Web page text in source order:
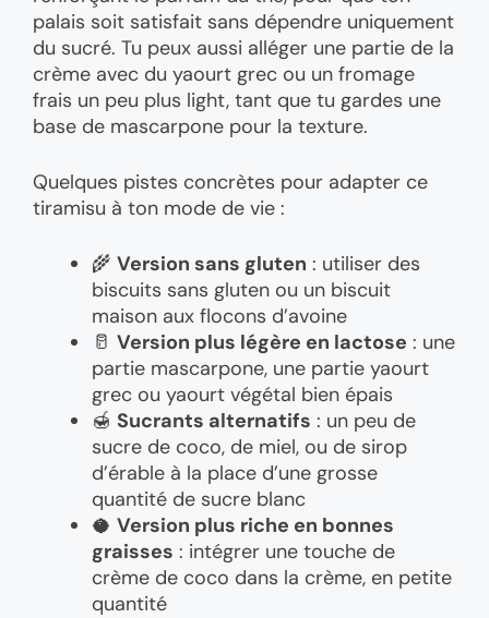
palais soit satisfait sans dépendre uniquement
du sucré. Tu peux aussi alléger une partie de la
crème avec du yaourt grec ou un fromage
frais un peu plus light, tant que tu gardes une
base de mascarpone pour la texture.
Quelques pistes concrètes pour adapter ce
tiramisu à ton mode de vie :
🌾 Version sans gluten : utiliser des
biscuits sans gluten ou un biscuit
maison aux flocons d’avoine
🥛 Version plus légère en lactose : une
partie mascarpone, une partie yaourt
grec ou yaourt végétal bien épais
🍯 Sucrants alternatifs : un peu de
sucre de coco, de miel, ou de sirop
d’érable à la place d’une grosse
quantité de sucre blanc
🥥 Version plus riche en bonnes
graisses : intégrer une touche de
crème de coco dans la crème, en petite
quantité